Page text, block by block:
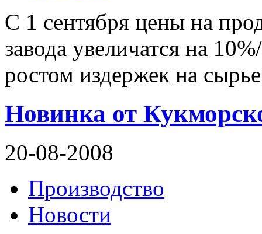
С 1 сентября цены на
завода увеличатся на
ростом издержек на
Новинка от
20-08-2008
Производство
Новости